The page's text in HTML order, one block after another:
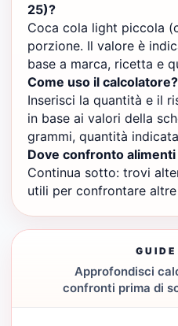
25)?
Coca cola light piccola
porzione. Il valore è
base a marca, ricetta e
Come uso il calcolatore?
Inserisci la quantità e il
in base ai valori della
grammi, quantità
Dove confronto
Continua sotto: trovi
utili per confrontare
Approfondisci
confronti prima di